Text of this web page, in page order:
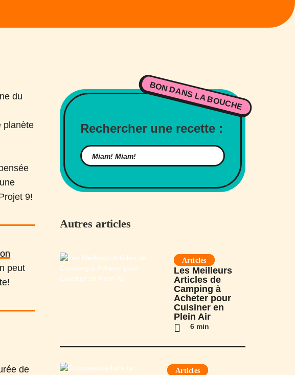
du
planète
9!
peut
de
BON DANS LA BOUCHE
Rechercher une recette :
Autres articles
Articles
Les Meilleurs
Articles de
Camping à
Acheter pour
Cuisiner en
Plein Air
6 min
Articles